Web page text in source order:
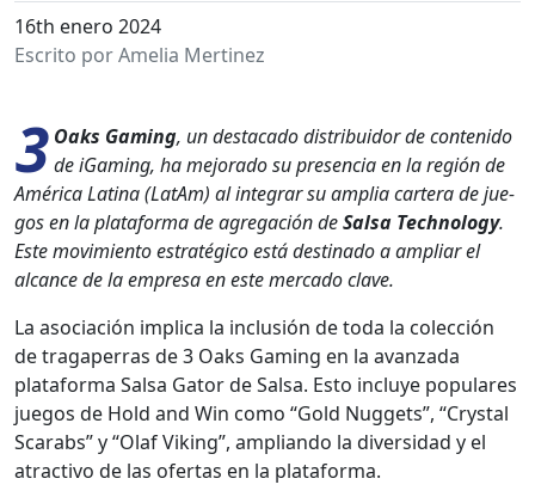
16th enero 2024
Escrito por Amelia Mertinez
3 Oaks Gam­ing, un desta­ca­do dis­tribuidor de con­tenido
de iGam­ing, ha mejo­ra­do su pres­en­cia en la región de
Améri­ca Lati­na (LatAm) al inte­grar su amplia cartera de jue­
gos en la platafor­ma de agre­gación deSal­sa Tech­nol­o­gy.
Este movimien­to estratégi­co está des­ti­na­do a ampli­ar el
alcance de la empre­sa en este mer­ca­do clave.
La aso­ciación impli­ca la inclusión de toda la colec­ción
de tra­gaper­ras de 3 Oaks Gam­ing en la avan­za­da
platafor­ma Sal­sa Gator de Sal­sa. Esto incluye pop­u­lares
jue­gos de Hold and Win como “Gold Nuggets”, “Crys­tal
Scarabs” y “Olaf Viking”, amplian­do la diver­si­dad y el
atrac­ti­vo de las ofer­tas en la platafor­ma.